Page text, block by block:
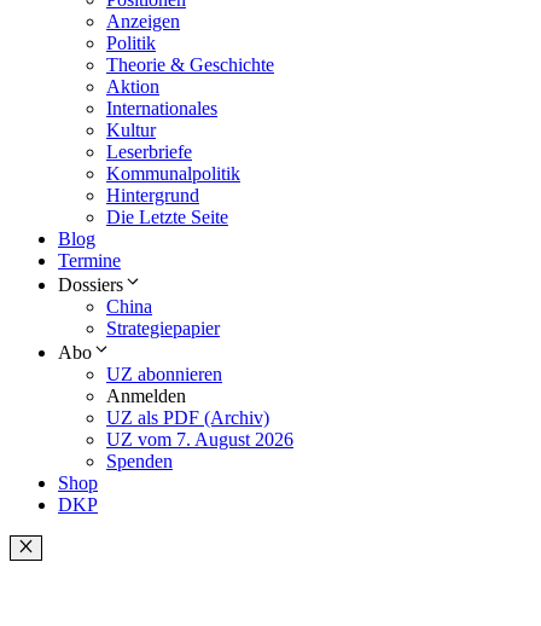
Anzeigen
Politik
Theorie & Geschichte
Aktion
Internationales
Kultur
Leserbriefe
Kommunalpolitik
Hintergrund
Die Letzte Seite
Blog
Termine
Dossiers
China
Strategiepapier
Abo
UZ abonnieren
Anmelden
UZ als PDF (Archiv)
UZ vom 7. August 2026
Spenden
Shop
DKP
Schließen